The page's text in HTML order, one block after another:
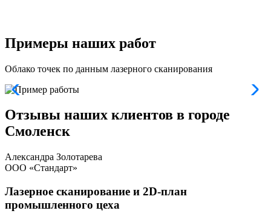
Примеры наших работ
Облако точек по данным лазерного сканирования
Отзывы наших клиентов в городе
Смоленск
Александра Золотарева
ООО «Стандарт»
Лазерное сканирование и 2D-план
промышленного цеха